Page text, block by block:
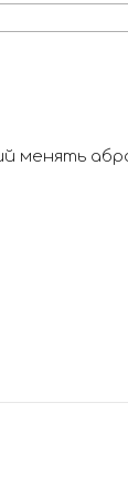
менять